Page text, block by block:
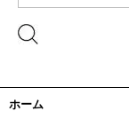
ホーム